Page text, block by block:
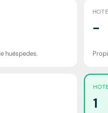
huéspedes.
-
1